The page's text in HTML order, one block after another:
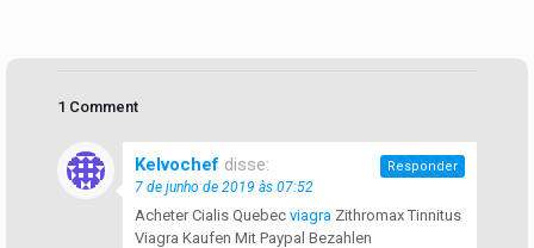
1 Comment
Kelvochef disse:
7 de junho de 2019 às 07:52
Acheter Cialis Quebec viagra Zithromax Tinnitus
Viagra Kaufen Mit Paypal Bezahlen
Responder